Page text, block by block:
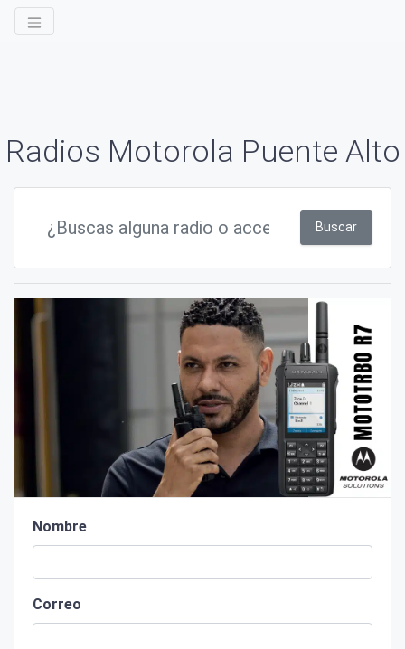
Radios Motorola Puente Alto
Buscar
Nombre
Correo